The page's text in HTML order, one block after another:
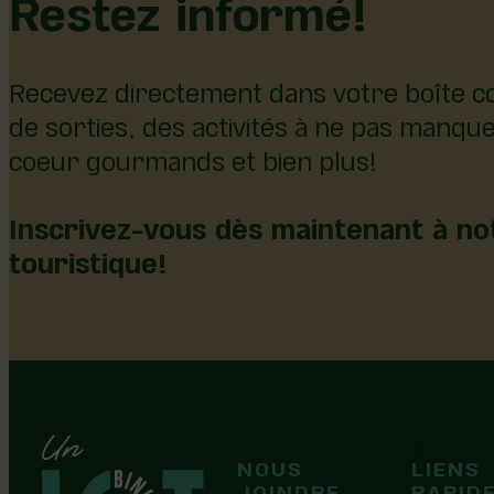
Recevez directement dans votre boîte
de sorties, des activités à ne pas
coeur gourmands et bien plus!
Inscrivez-vous dès maintenant à
touristique!
NOUS
Laurier-Station
LIENS